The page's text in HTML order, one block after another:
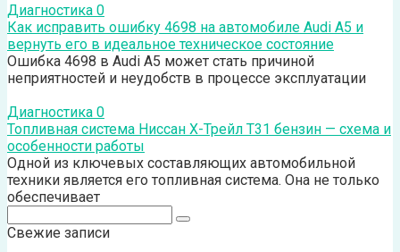
Диагностика 0
Как исправить ошибку 4698 на автомобиле Audi А5 и
вернуть его в идеальное техническое состояние
Ошибка 4698 в Audi A5 может стать причиной
неприятностей и неудобств в процессе эксплуатации
Диагностика 0
Топливная система Ниссан Х-Трейл Т31 бензин — схема и
особенности работы
Одной из ключевых составляющих автомобильной
техники является его топливная система. Она не только
обеспечивает
Свежие записи